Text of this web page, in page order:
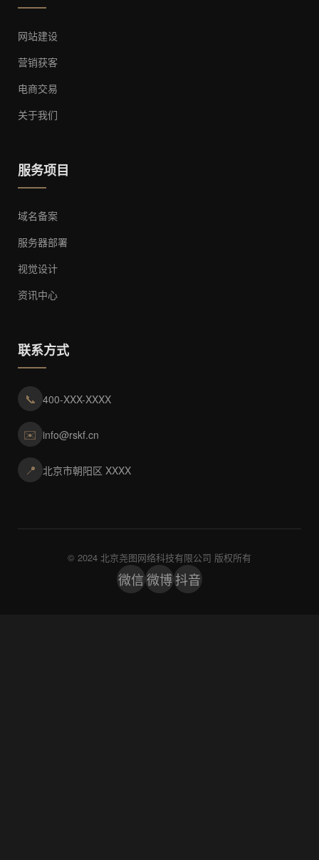
网站建设
营销获客
电商交易
关于我们
服务项目
域名备案
服务器部署
视觉设计
资讯中心
联系方式
📞 400-XXX-XXXX
✉️ info@rskf.cn
📍 北京市朝阳区 XXXX
© 2024 北京尧图网络科技有限公司 版权所有
微信微博抖音